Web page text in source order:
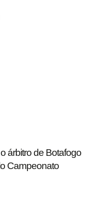
árbitro de Botafogo
Campeonato